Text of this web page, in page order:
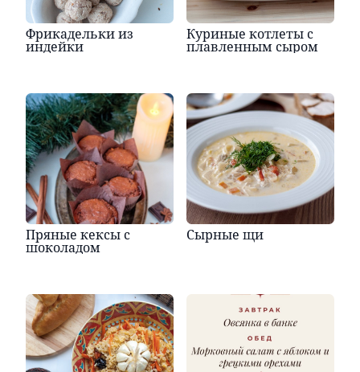
Фрикадельки из
индейки
Куриные котлеты с
плавленным сыром
Пряные кексы с
шоколадом
Сырные щи